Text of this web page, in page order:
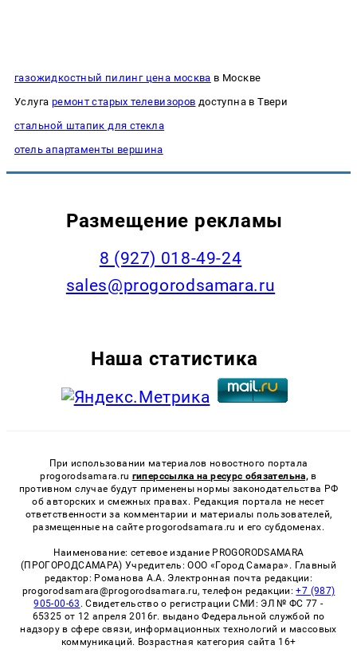
газожидкостный пилинг цена москва в Москве
Услуга ремонт старых телевизоров доступна в Твери
стальной штапик для стекла
отель апартаменты вершина
Размещение рекламы
8 (927) 018-49-24
sales@progorodsamara.ru
Наша статистика
При использовании материалов новостного портала
progorodsamara.ru гиперссылка на ресурс обязательна, в
противном случае будут применены нормы законодательства РФ
об авторских и смежных правах. Редакция портала не несет
ответственности за комментарии и материалы пользователей,
размещенные на сайте progorodsamara.ru и его субдоменах.
Наименование: сетевое издание PROGORODSAMARA
(ПРОГОРОДСАМАРА) Учредитель: ООО «Город Самара». Главный
редактор: Романова А.А. Электронная почта редакции:
progorodsamara@progorodsamara.ru, телефон редакции:+7 (987)
905-00-63 . Свидетельство о регистрации СМИ: ЭЛ № ФС 77 -
65325 от 12 апреля 2016г. выдано Федеральной службой по
надзору в сфере связи, информационных технологий и массовых
коммуникаций. Возрастная категория сайта 16+